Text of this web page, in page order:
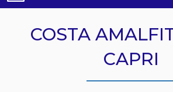
COSTA
CAPRI